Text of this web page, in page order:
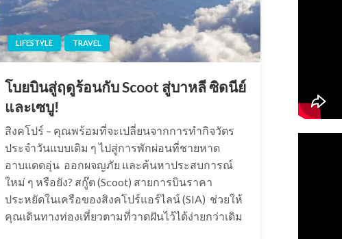
LIFESTYLE TRAVEL
โบยบินสู่ฤดูร้อนกับ Scoot สู่บาหลี ซิดนีย์
และเซบู!
สิงคโปร์ – คุณพร้อมที่จะเปลี่ยนจากการทำกิจวัตร
ประจำวันแบบเดิม ๆ ไปสู่การพักผ่อนที่ชายหาด
อาบแดดอุ่น ออกผจญภัย และค้นหาประสบการณ์
ใหม่ ๆ หรือยัง? สกู๊ต (Scoot) สายการบินราคา
ประหยัดในเครือของสิงคโปร์แอร์ไลน์ (SIA) ช่วยให้
คุณเดินทางท่องเที่ยวตามที่วาดฝันไว้ได้ง่ายกว่าเดิม